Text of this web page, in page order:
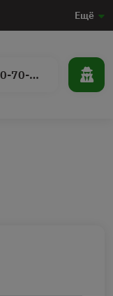
Ещё
15